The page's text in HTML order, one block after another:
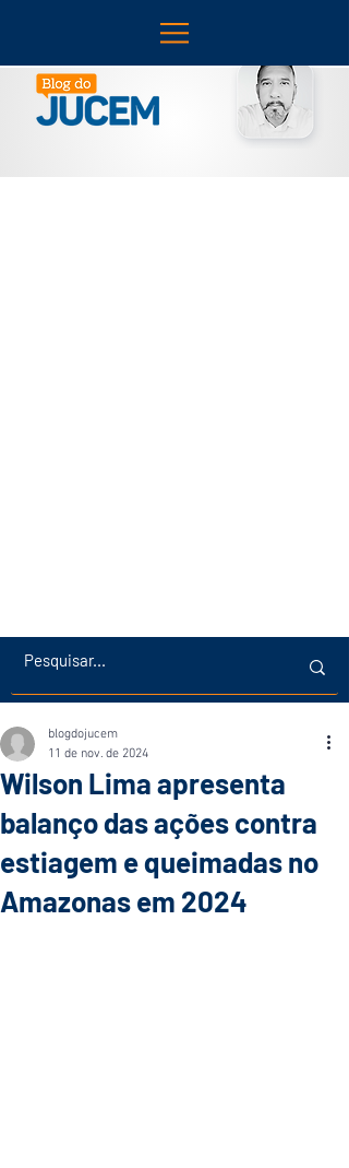
Wilson Lima apresenta
balanço das ações contra
estiagem e queimadas no
Amazonas em 2024
blogdojucem
11 de nov. de 2024